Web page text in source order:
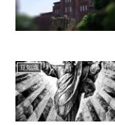
豆知識